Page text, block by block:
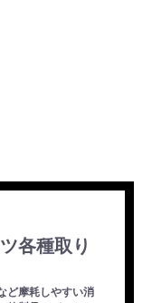
各種取り
ど摩耗しやすい消